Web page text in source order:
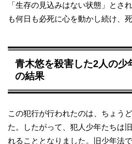
「生存の見込みはない状態」とさ
も何日も必死に心を動かし続け、
青木悠を殺害した2人の少
の結果
この犯行が行われたのは、ちょう
た。したがって、犯人少年たちは
れることとなりました。旧少年法